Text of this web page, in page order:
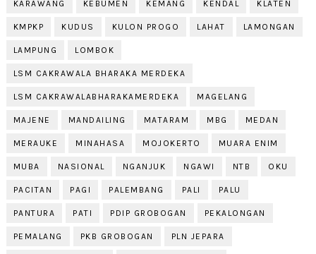
KARAWANG KEBUMEN KEMANG KENDAL KLATEN
KMPKP KUDUS KULON PROGO LAHAT LAMONGAN
LAMPUNG LOMBOK
LSM CAKRAWALA BHARAKA MERDEKA
LSM CAKRAWALABHARAKAMERDEKA MAGELANG
MAJENE MANDAILING MATARAM MBG MEDAN
MERAUKE MINAHASA MOJOKERTO MUARA ENIM
MUBA NASIONAL NGANJUK NGAWI NTB OKU
PACITAN PAGI PALEMBANG PALI PALU
PANTURA PATI PDIP GROBOGAN PEKALONGAN
PEMALANG PKB GROBOGAN PLN JEPARA